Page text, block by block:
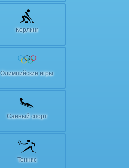
Керлинг
Олимпийские игры
Санный спорт
Теннис